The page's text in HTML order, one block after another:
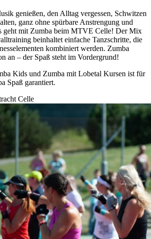
genießen, den Alltag vergessen, Schwitzen
ganz ohne spürbare Anstrengung und
geht mit Zumba beim MTVE Celle! Der Mix
beinhaltet einfache Tanzschritte, die
kombiniert werden. Zumba
an – der Spaß steht im Vordergrund!
Kids und Zumba mit Lobetal Kursen ist für
Spaß garantiert.